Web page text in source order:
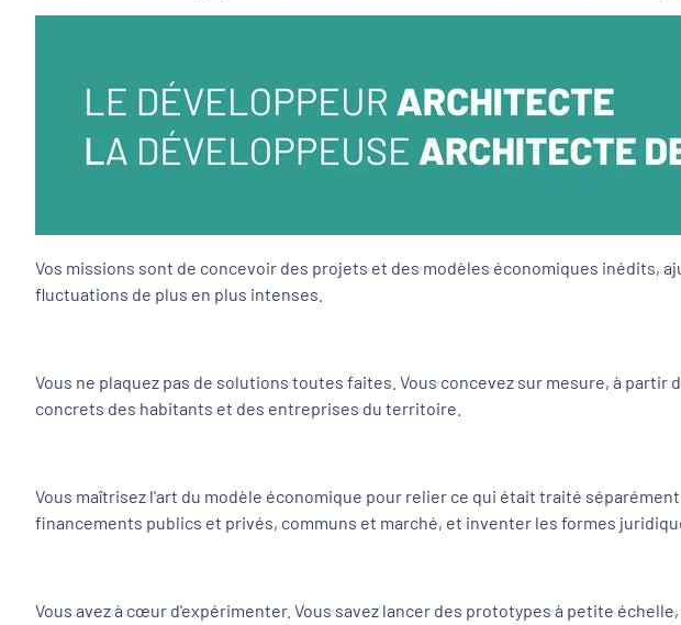
Vos missions sont de concevoir des projets et des modèles économiques inédits,
fluctuations de plus en plus intenses.
Vous ne plaquez pas de solutions toutes faites. Vous concevez sur mesure, à
concrets des habitants et des entreprises du territoire.
Vous maîtrisez l'art du modèle économique pour relier ce qui était traité
financements publics et privés, communs et marché, et inventer les formes
Vous avez à cœur d'expérimenter. Vous savez lancer des prototypes à petite